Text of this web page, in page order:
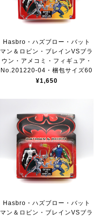
Hasbro・ハズブロー・バット
マン＆ロビン・ブレインVSブラ
ウン・アメコミ・フィギュア・
No.201220-04・梱包サイズ60
¥1,650
Hasbro・ハズブロー・バット
マン＆ロビン・ブレインVSブラ